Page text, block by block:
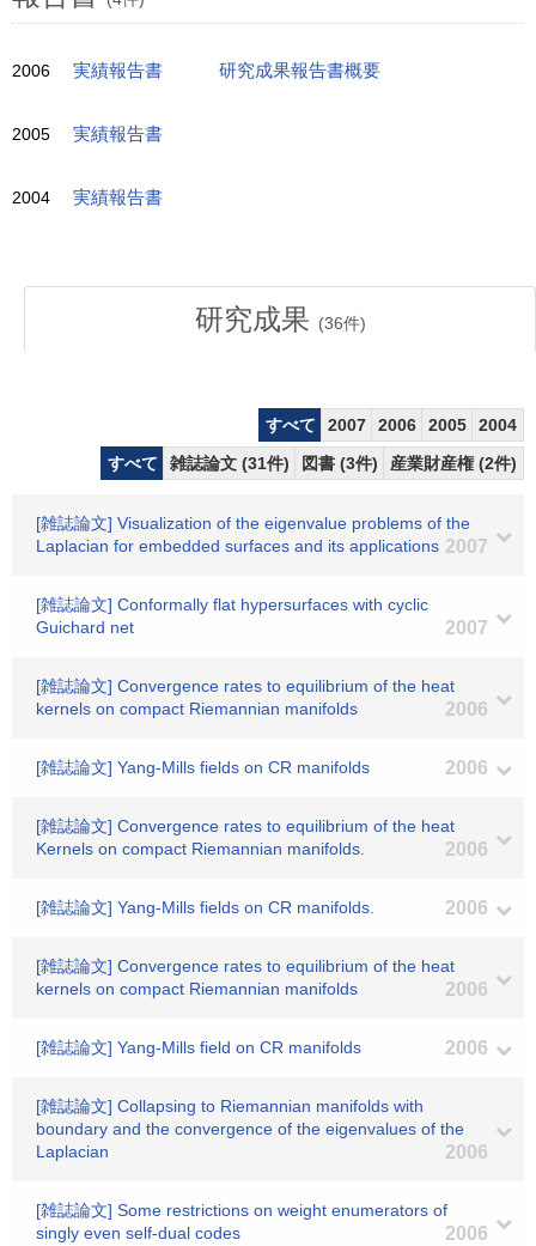
2006 実績報告書 研究成果報告書概要
2005 実績報告書
2004 実績報告書
研究成果 (36件)
すべて 2007 2006 2005
2004
すべて
雑誌論文 (31件) 図書 (3件) 産業財産権 (2件)
[雑誌論文] Visualization of the eigenvalue problems of the
Laplacian for embedded surfaces and its applications 2007
[雑誌論文] Conformally flat hypersurfaces with cyclic
Guichard net
2007
[雑誌論文] Convergence rates to equilibrium of the heat
kernels on compact Riemannian manifolds
2006
[雑誌論文] Yang-Mills fields on CR manifolds 2006
[雑誌論文] Convergence rates to equilibrium of the heat
Kernels on compact Riemannian manifolds.
2006
[雑誌論文] Yang-Mills fields on CR manifolds. 2006
[雑誌論文] Convergence rates to equilibrium of the heat
kernels on compact Riemannian manifolds
2006
[雑誌論文] Yang-Mills field on CR manifolds 2006
[雑誌論文] Collapsing to Riemannian manifolds with
boundary and the convergence of the eigenvalues of the
Laplacian
2006
[雑誌論文] Some restrictions on weight enumerators of
singly even self-dual codes
2006